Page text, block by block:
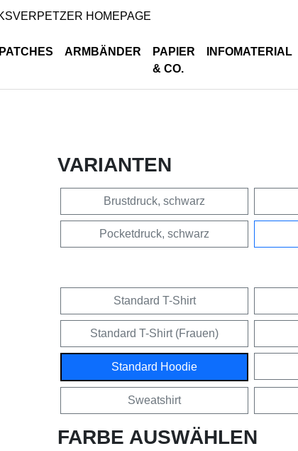
HOMEPAGE
PATCHES ARMBÄNDER
PAPIER
& CO.
INFOMATERIAL
VARIANTEN
Brustdruck, schwarz
Pocketdruck, schwarz
Standard T-Shirt
Standard T-Shirt (Frauen)
Standard Hoodie
Sweatshirt
FARBE AUSWÄHLEN